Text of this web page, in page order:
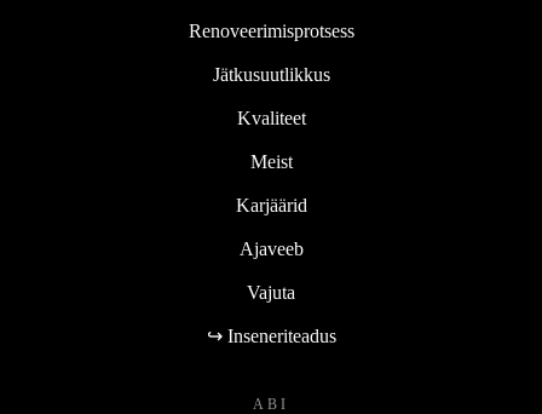
Renoveerimisprotsess
Jätkusuutlikkus
Kvaliteet
Meist
Karjäärid
Ajaveeb
Vajuta
↪ Inseneriteadus
ABI